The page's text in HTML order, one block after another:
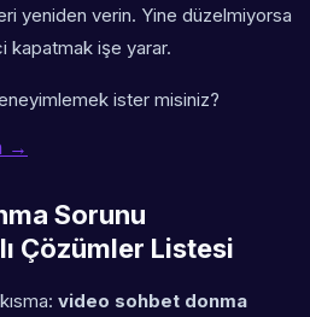
yeniden verin. Yine düzelmiyorsa
kapatmak işe yarar.
ister misiniz?
→
Sorunu
Çözümler Listesi
video sohbet donma